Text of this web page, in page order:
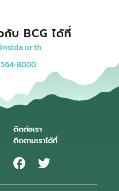
กับ BCG ได้ที่
8000
ติดต่อเรา
ติดตามเราได้ที่